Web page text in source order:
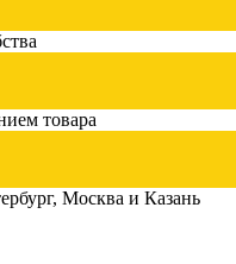
товара
Москва и Казань